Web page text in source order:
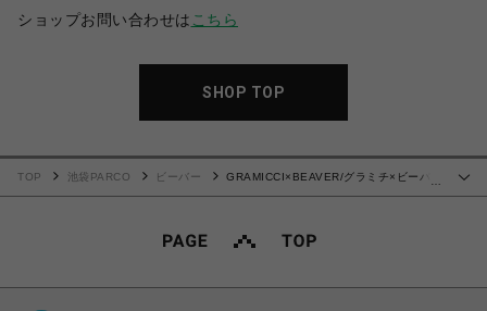
ショップお問い合わせは こちら
SHOP TOP
TOP 池袋PARCO ビーバー
GRAMICCI×BEAVER/グラミチ×ビーバ